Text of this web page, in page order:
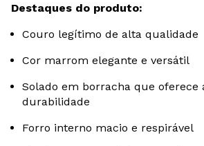
Destaques do produto:
Couro legítimo de alta qualidade
Cor marrom elegante e versátil
Solado em borracha que oferece
durabilidade
Forro interno macio e respirável